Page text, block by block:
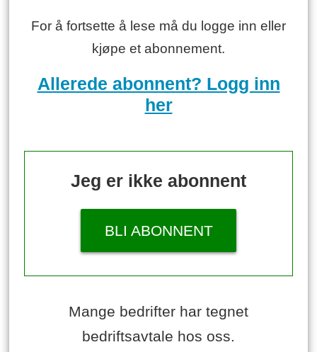
For å fortsette å lese må du logge inn eller
kjøpe et abonnement.
Allerede abonnent? Logg inn
her
Jeg er ikke abonnent
BLI ABONNENT
Mange bedrifter har tegnet
bedriftsavtale hos oss.